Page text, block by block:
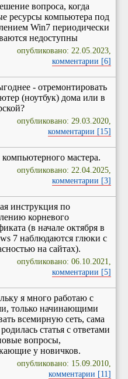
вопроса, когда
ресурсы компьютера под
Win7 периодически
недоступны
опубликовано: 22.05.2023,
комментарии [6]
- отремонтировать
(ноутбук) дома или в
опубликовано: 29.03.2020,
комментарии [15]
мастера.
опубликовано: 22.04.2025,
комментарии [3]
инструкция по
корневого
(в начале октября в
7 наблюдаются глюки с
на сайтах).
опубликовано: 06.10.2021,
комментарии [5]
я много работаю с
только начинающими
всемирную сеть, сама
статья с ответами
вопросы,
у новичков.
опубликовано: 15.09.2010,
комментарии [11]